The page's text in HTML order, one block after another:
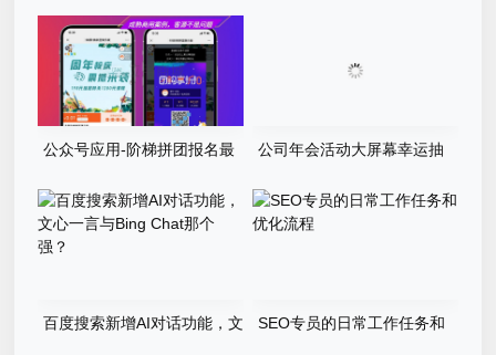
公众号应用-阶梯拼团报名最
公司年会活动大屏幕幸运抽
百度搜索新增AI对话功能，文
SEO专员的日常工作任务和